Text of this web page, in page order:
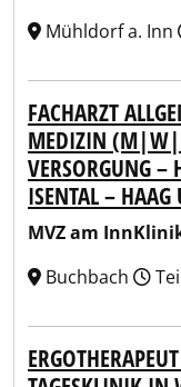
Mühldorf a. Inn
FACHARZT
MEDIZIN
VERSORGUNG
ISENTAL –
MVZ am
Buchbach